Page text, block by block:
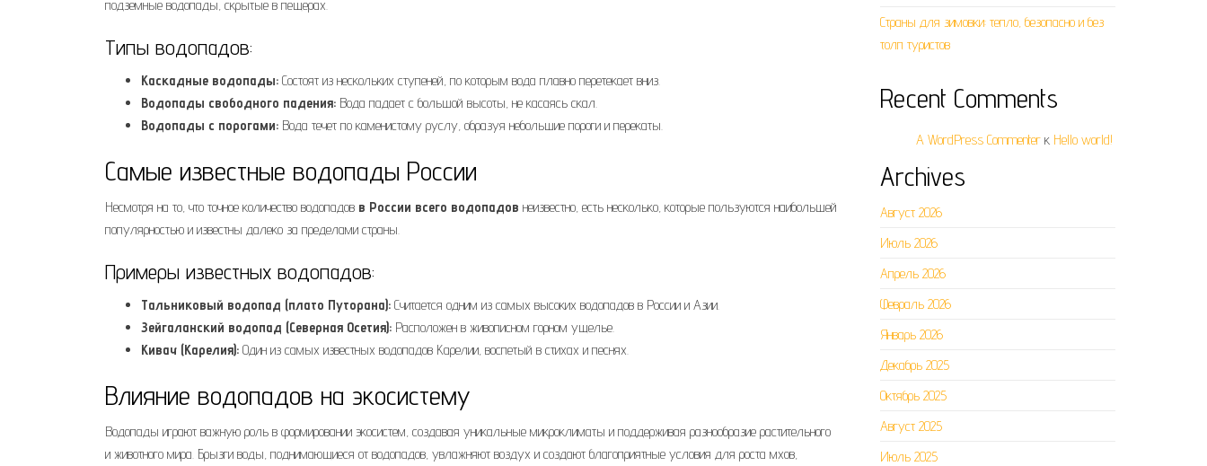
подземные водопады, скрытые в пещерах.
Типы водопадов:
Каскадные водопады: Состоят из нескольких ступеней, по которым вода плавно перетекает вниз.
Водопады свободного падения: Вода падает с большой высоты, не касаясь скал.
Водопады с порогами: Вода течет по каменистому руслу, образуя небольшие пороги и перекаты.
Самые известные водопады России
Несмотря на то, что точное количество водопадов в России всего водопадов неизвестно, есть несколько, которые пользуются наибольшей
популярностью и известны далеко за пределами страны.
Примеры известных водопадов:
Тальниковый водопад (плато Путорана): Считается одним из самых высоких водопадов в России и Азии.
Зейгаланский водопад (Северная Осетия): Расположен в живописном горном ущелье.
Кивач (Карелия): Один из самых известных водопадов Карелии, воспетый в стихах и песнях.
Влияние водопадов на экосистему
Водопады играют важную роль в формировании экосистем, создавая уникальные микроклиматы и поддерживая разнообразие растительного
и животного мира. Брызги воды, поднимающиеся от водопадов, увлажняют воздух и создают благоприятные условия для роста мхов,
Страны для зимовки: тепло, безопасно и без
толп туристов
Recent Comments
A WordPress Commenterк Hello world!
Archives
Август 2026
Июль 2026
Апрель 2026
Февраль 2026
Январь 2026
Декабрь 2025
Октябрь 2025
Август 2025
Июль 2025